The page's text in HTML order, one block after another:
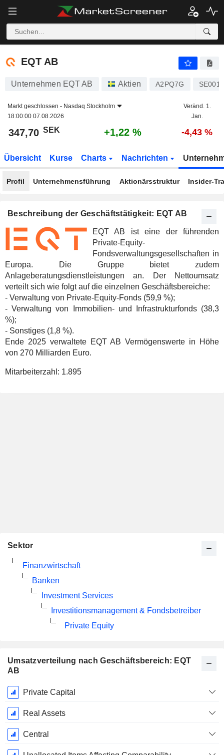
EQT AB
EQT AB
Unternehmen EQT AB Aktien A2PQ7G
Markt geschlossen - Nasdaq Stockholm
18:00:00 07.08.2026
Veränd. 1.
Jan.
347,70 SEK +1,22 % -4,43 %
Übersicht Kurse Charts Nachrichten
Profil Unternehmensführung Aktionärsstruktur Insider-
Beschreibung der Geschäftstätigkeit: EQT AB
EQT AB ist eine der führenden
Private-Equity-
Fondsverwaltungsgesellschaften in
Europa. Die Gruppe bietet zudem
Anlageberatungsdienstleistungen an. Der Nettoumsatz
verteilt sich wie folgt auf die einzelnen Geschäftsbereiche:
- Verwaltung von Private-Equity-Fonds (59,9 %);
- Verwaltung von Immobilien- und Infrastrukturfonds (38,3
%);
- Sonstiges (1,8 %).
Ende 2025 verwaltete EQT AB Vermögenswerte in Höhe
von 270 Milliarden Euro.
Mitarbeiterzahl: 1.895
Umsatzverteilung nach Geschäftsbereich: EQT
AB
Ende d.
Geschäftsjahres:
Dezember
Private Capital
Real Assets
Central
Sektor
Finanzwirtschaft
Banken
Investment Services
Investitionsmanagement & Fondsbetreiber
Private Equity